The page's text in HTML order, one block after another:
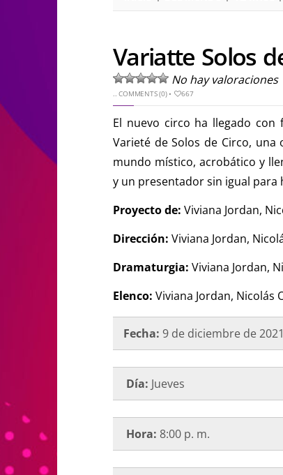
Variatte Solos
No hay valoraciones
..COMMENTS (0)• 667
El nuevo circo ha llegado con
Varieté de Solos de Circo,
mundo místico, acrobático y
y un presentador sin igual para
Proyecto de: Viviana Jordan,
Dirección: Viviana Jordan,
Dramaturgia: Viviana Jordan,
Elenco: Viviana Jordan, Nicolás
Fecha: 9 de diciembre de 2021
Día: Jueves
Hora: 8:00 p. m.